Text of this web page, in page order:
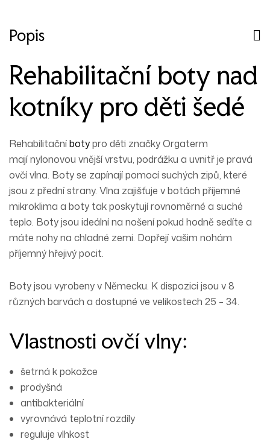
Popis
Rehabilitační boty nad
kotníky pro děti šedé
Rehabilitačníbotypro děti značky Orgaterm
majínylonovou vnější vrstvu, podrážku a uvnitř je pravá
ovčívlna. Boty se zapínají pomocí suchých zipů, které
jsou z přední strany. Vlna zajišťuje v botách příjemné
mikroklima a boty tak poskytují rovnoměrné a suché
teplo. Boty jsou ideální na nošenípokud hodně sedíte a
máte nohy na chladné zemi. Dopřejí vašim nohám
příjemný hřejivý pocit.
Boty jsou vyrobeny v Německu. K dispozici jsou v 8
různých barvách a dostupné ve velikostech 25 – 34.
Vlastnosti ovčí vlny:
šetrná k pokožce
prodyšná
antibakteriální
vyrovnává teplotní rozdíly
reguluje vlhkost